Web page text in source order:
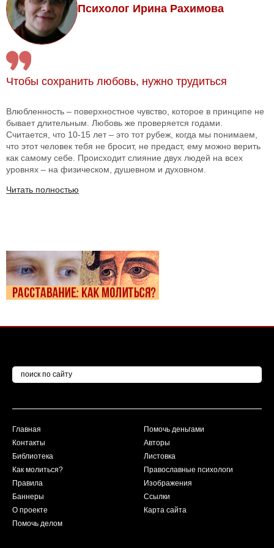
Психолог Ирина Рахимова
Чтобы сохранить любовь, нужно трудиться
Влюбленность – поверхностное чувство, которое в принципе не
бывает длительным. Любовь же проверяется годами.
Считается, что 10-15 лет – это тот рубеж, когда мы понимаем,
что этот человек тебя не бросит, не предаст, ему можно верить
как самому себе. Происходит слияние двух людей на всех
уровнях – на физическом, душевном и духовном.
Читать полностью
Главная
Контакты
Библиотека
Как молиться?
Правила
Баннеры
О проекте
Помочь делом
Помочь деньгами
Авторы
Листовка
Православные психологи
Изображения
Ссылки
Карта сайта